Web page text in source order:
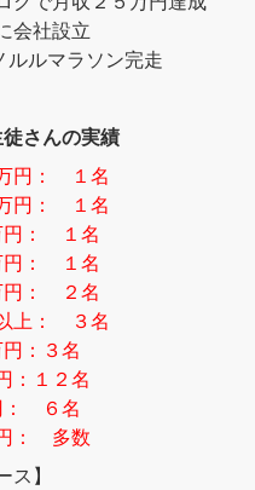
会社設立
ルルマラソン完走
さんの実績
円： １名
円： １名
円： １名
円： １名
円： ２名
上： ３名
円：３名
：１２名
： ６名
： 多数
ス】